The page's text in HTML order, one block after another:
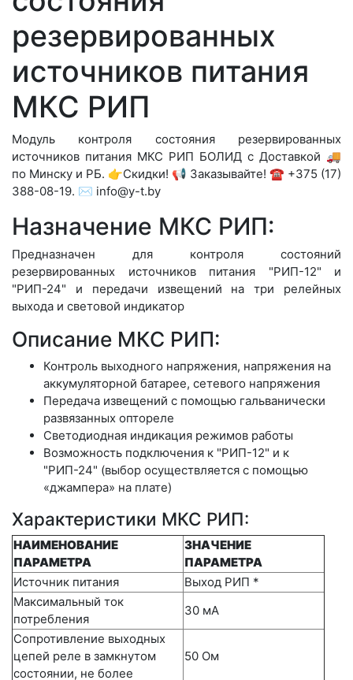
резервированных
источников питания
МКС РИП
Модуль контроля состояния резервированных
источников питания МКС РИП БОЛИД с Доставкой 🚚
по Минску и РБ. 👉Скидки! 📢 Заказывайте! ☎️ +375 (17)
388-08-19. ✉️ info@y-t.by
Назначение МКС РИП:
Предназначен для контроля состояний
резервированных источников питания "РИП-12" и
"РИП-24" и передачи извещений на три релейных
выхода и световой индикатор
Описание МКС РИП:
Контроль выходного напряжения, напряжения на
аккумуляторной батарее, сетевого напряжения
Передача извещений с помощью гальванически
развязанных оптореле
Светодиодная индикация режимов работы
Возможность подключения к "РИП-12" и к
"РИП-24" (выбор осуществляется с помощью
«джампера» на плате)
Характеристики МКС РИП:
НАИМЕНОВАНИЕ
ПАРАМЕТРА
ЗНАЧЕНИЕ
ПАРАМЕТРА
Источник питания
Выход РИП *
Максимальный ток
потребления
30 мА
Сопротивление выходных
цепей реле в замкнутом
состоянии, не более
50 Ом